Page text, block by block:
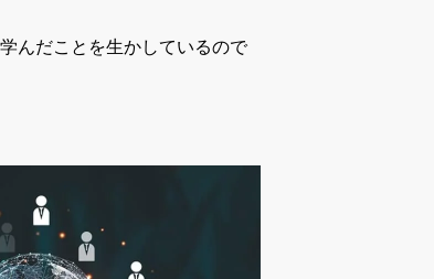
んだことを生かしているので